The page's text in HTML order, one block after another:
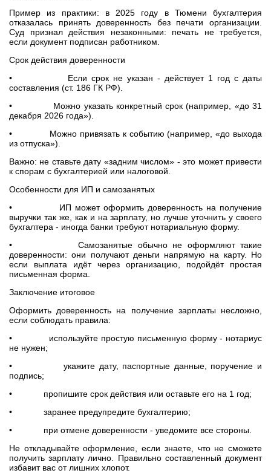
Пример из практики: в 2025 году в Тюмени бухгалтерия
отказалась принять доверенность без печати организации.
Суд признал действия незаконными: печать не требуется,
если документ подписан работником.
Срок действия доверенности
• Если срок не указан - действует 1 год с даты
составления (ст. 186 ГК РФ).
• Можно указать конкретный срок (например, «до 31
декабря 2026 года»).
• Можно привязать к событию (например, «до выхода
из отпуска»).
Важно: не ставьте дату «задним числом» - это может привести
к спорам с бухгалтерией или налоговой.
Особенности для ИП и самозанятых
• ИП может оформить доверенность на получение
выручки так же, как и на зарплату, но лучше уточнить у своего
бухгалтера - иногда банки требуют нотариальную форму.
• Самозанятые обычно не оформляют такие
доверенности: они получают деньги напрямую на карту. Но
если выплата идёт через организацию, подойдёт простая
письменная форма.
Заключение итоговое
Оформить доверенность на получение зарплаты несложно,
если соблюдать правила:
• используйте простую письменную форму - нотариус
не нужен;
• укажите дату, паспортные данные, поручение и
подпись;
• пропишите срок действия или оставьте его на 1 год;
• заранее предупредите бухгалтерию;
• при отмене доверенности - уведомите все стороны.
Не откладывайте оформление, если знаете, что не сможете
получить зарплату лично. Правильно составленный документ
избавит вас от лишних хлопот.